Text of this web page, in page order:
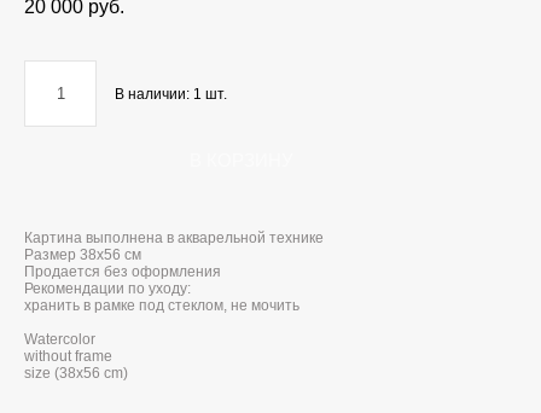
20 000 pуб.
В наличии: 1 шт.
Картина выполнена в акварельной технике
Размер 38x56 см
Продается без оформления
Рекомендации по уходу:
хранить в рамке под стеклом, не мочить
Watercolor
without frame
size (38x56 cm)